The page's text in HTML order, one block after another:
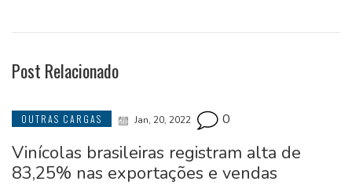
Post Relacionado
OUTRAS CARGAS Jan, 20, 2022 0
Vinícolas brasileiras registram alta de
83,25% nas exportações e vendas